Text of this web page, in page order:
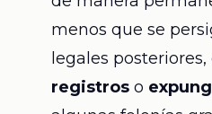
menos que se
legales
registroso